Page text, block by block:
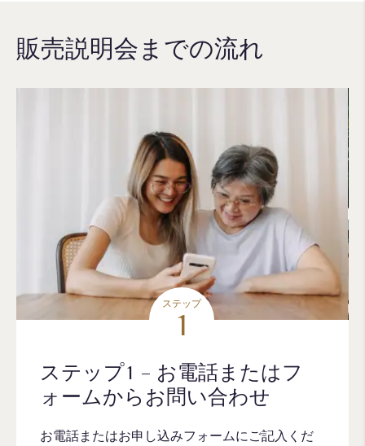
販売説明会までの流れ
ステップ
1
ステップ1 – お電話またはフ
ォームからお問い合わせ
お電話またはお申し込みフォームにご記入くだ